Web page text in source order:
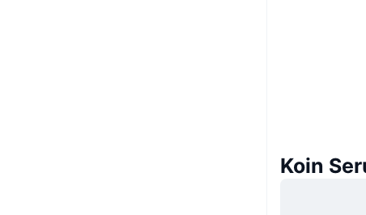
Koin